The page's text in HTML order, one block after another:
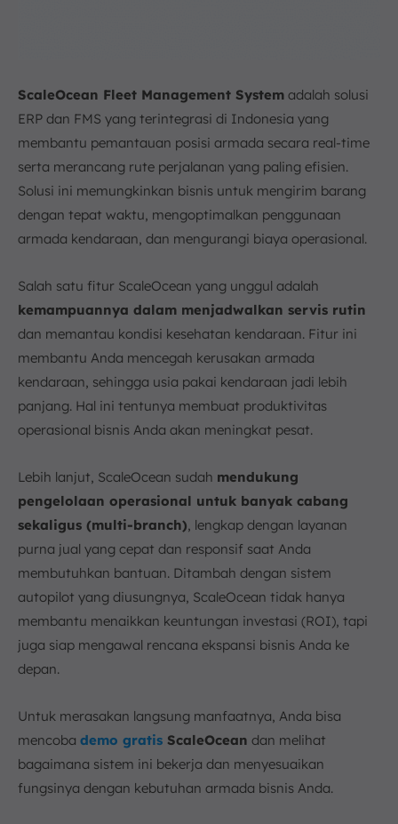
ScaleOcean Fleet Management System adalah solusi
ERP dan FMS yang terintegrasi di Indonesia yang
membantu pemantauan posisi armada secara real-time
serta merancang rute perjalanan yang paling efisien.
Solusi ini memungkinkan bisnis untuk mengirim barang
dengan tepat waktu, mengoptimalkan penggunaan
armada kendaraan, dan mengurangi biaya operasional.
Salah satu fitur ScaleOcean yang unggul adalah
kemampuannya dalam menjadwalkan servis rutin
dan memantau kondisi kesehatan kendaraan. Fitur ini
membantu Anda mencegah kerusakan armada
kendaraan, sehingga usia pakai kendaraan jadi lebih
panjang. Hal ini tentunya membuat produktivitas
operasional bisnis Anda akan meningkat pesat.
Lebih lanjut, ScaleOcean sudah mendukung
pengelolaan operasional untuk banyak cabang
sekaligus (multi-branch), lengkap dengan layanan
purna jual yang cepat dan responsif saat Anda
membutuhkan bantuan. Ditambah dengan sistem
autopilot yang diusungnya, ScaleOcean tidak hanya
membantu menaikkan keuntungan investasi (ROI), tapi
juga siap mengawal rencana ekspansi bisnis Anda ke
depan.
Untuk merasakan langsung manfaatnya, Anda bisa
mencoba demo gratis ScaleOcean dan melihat
bagaimana sistem ini bekerja dan menyesuaikan
fungsinya dengan kebutuhan armada bisnis Anda.